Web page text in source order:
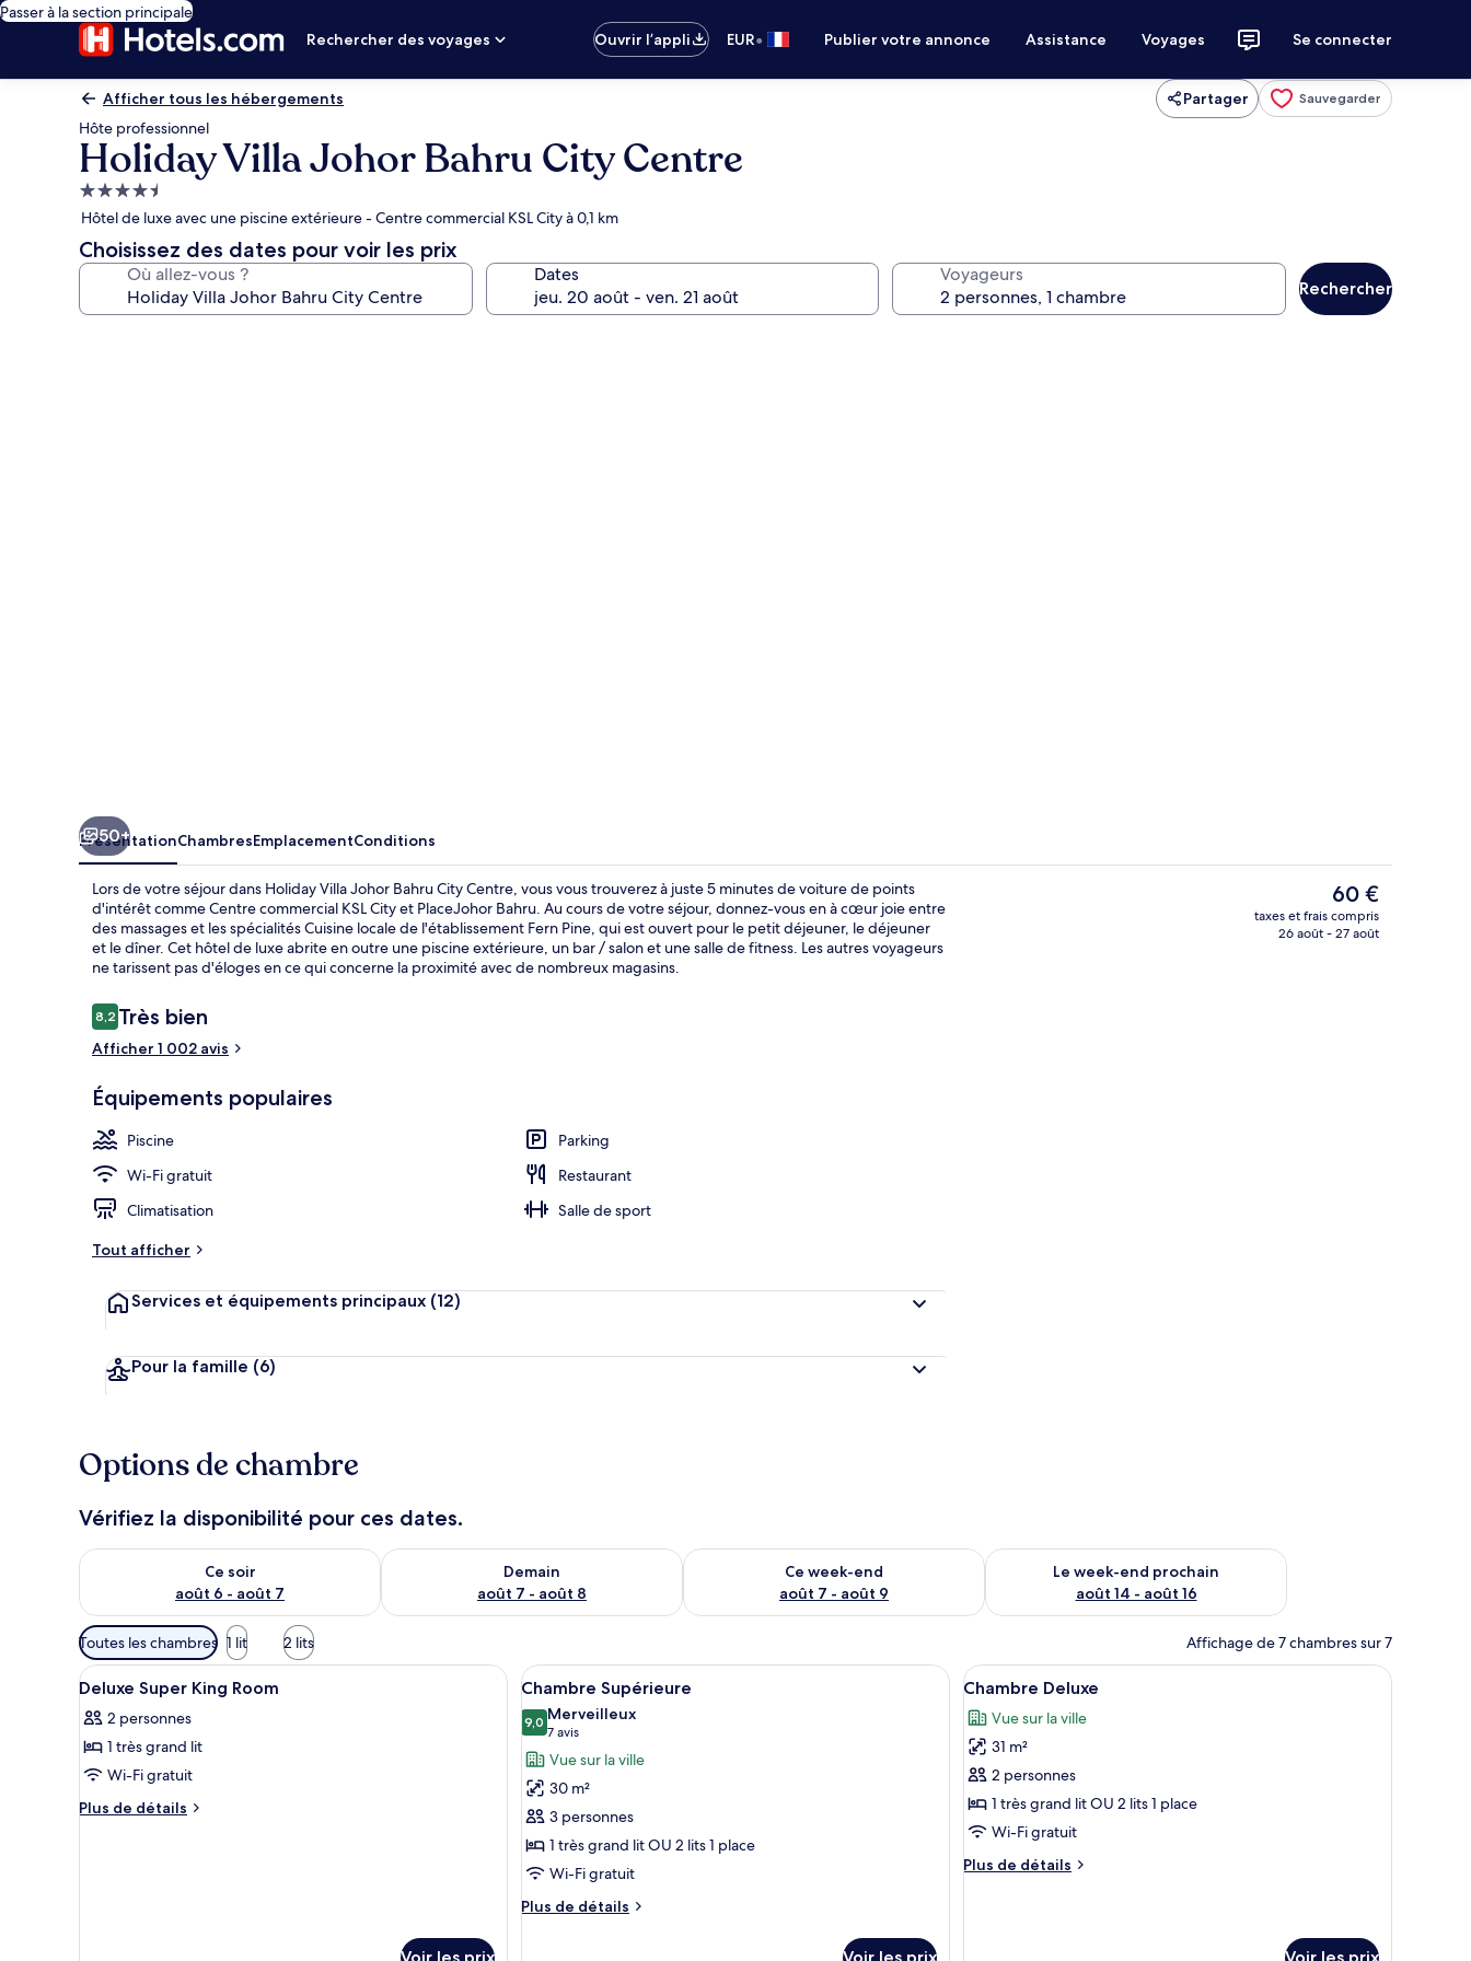
Passer à la section principale
Rechercher des voyages
Ouvrir l’appli EUR• Publier votre annonce Assistance Voyages Se connecter
Afficher tous les hébergements Partager Sauvegarder
Hôte professionnel
Holiday Villa Johor Bahru City Centre
Hébergement
4.5 étoiles
Hôtel de luxe avec une piscine extérieure - Centre commercial KSL City à 0,1 km
Choisissez des dates pour voir les prix
Où allez-vous ? Dates Voyageurs
Rechercher
Intérieur
50+
PrésentationChambresEmplacementConditions
Lors de votre séjour dans Holiday Villa Johor Bahru City Centre, vous vous trouverez à juste 5 minutes de voiture de points
d'intérêt comme Centre commercial KSL City et PlaceJohor Bahru. Au cours de votre séjour, donnez-vous en à cœur joie entre
des massages et les spécialités Cuisine locale de l'établissement Fern Pine, qui est ouvert pour le petit déjeuner, le déjeuner
et le dîner. Cet hôtel de luxe abrite en outre une piscine extérieure, un bar / salon et une salle de fitness. Les autres voyageurs
ne tarissent pas d'éloges en ce qui concerne la proximité avec de nombreux magasins.
Avis
voyageurs
8,28,2 sur 10
Très bien
Afficher 1 002 avis
Équipements populaires
Piscine
Parking
Wi-Fi gratuit
Restaurant
Climatisation
Salle de sport
Tout afficher
Services et équipements principaux (12)
Pour la famille (6)
Le
prix
actuel
60 €
taxes et frais compris
26 août - 27 août
Options de chambre
Vérifiez la disponibilité pour ces dates.
Ce soir
août 6 - août 7
Vérifier la disponibilité pour ce soir août 6 - août 7
Demain
août 7 - août 8
Vérifier la disponibilité pour demain août 7 - août 8
Ce week-end
août 7 - août 9
Vérifier la disponibilité pour ce week-end août 7 - août 9
Le week-end prochain
août 14 - août 16
Vérifier la disponibilité pour le week-end prochain août 14 -
Filtres
disponibles
pour
chambres
Toutes les chambres 1 lit 2 lits Affichage de 7 chambres sur 7
Afficher
toutes
les
photos
pour
ce
Coffres-forts dans les chambres, bureau, rideaux occultants
4
Deluxe Super King Room
2 personnes
1 très grand lit
Wi-Fi gratuit
Plus de détails
Plus
Afficher
toutes
les
photos
pour
ce
type
de
chambre :
Chambre
Une chambre d’hôtel avec deux lits, une chaise, une grande fenêtre avec des rideaux et une vue sur la ville.
7
Chambre Supérieure
9,09,0 sur 10
Merveilleux
7 avis
(7 avis)
Vue sur la ville
30 m²
3 personnes
1 très grand lit OU 2 lits 1 place
Wi-Fi gratuit
Plus de détails
Plus
Afficher
toutes
les
photos
pour
ce
type
chambre :
Coffres-forts dans les chambres, bureau,
9
Chambre Deluxe
Vue sur la ville
31 m²
2 personnes
1 très grand lit OU 2 lits 1 place
Wi-Fi gratuit
Plus de détails
Plus